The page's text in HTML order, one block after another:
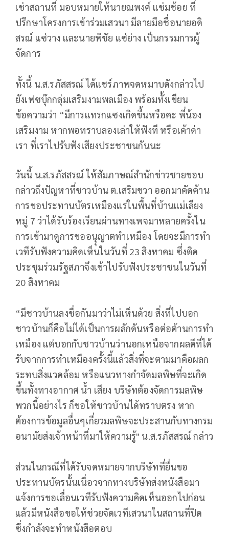
เช่าสถานที่ มอบหมายให้นายณพงศ์ แช่มช้อย ที่
ปรึกษาโครงการเข้าร่วมเสวนา มีลายมือชื่อนายอดิ
สรณ์ แซ่วาง และนายพิชัย แซ่ย่าง เป็นกรรมการผู้
จัดการ
ทั้งนี้ น.ส.รภัสสรณ์ ได้แชร์ภาพจดหมาบดังกล่าวไป
ยังเฟซบุ๊กกลุ่มเสริมงามพลเมือง พร้อมทั้งเขียน
ข้อความว่า “มีการแทรกแซงเกิดขึ้นหรือคะ พี่น้อง
เสริมงาม หากพอทราบลองเล่าให้ฟังที หรือเค้าด่า
เรา ที่เราไปรับฟังเสียงประชาชนกันนะ
วันนี้ น.ส.รภัสสรณ์ ให้สัมภาษณ์สำนักข่าวชายขอบ
กล่าวถึงปัญหาที่ชาวบ้าน ต.เสริมขวา ออกมาคัดค้าน
การขอประทานบัตรเหมืองแร่ในพื้นที่บ้านแม่เลียง
หมู่ 7 ว่าได้รับร้องเรียนผ่านทางเพจมาหลายครั้งใน
การเข้ามาดูการขออนุุญาตทำเหมือง โดยจะมีการทำ
เวทีรับฟังความคิดเห็นในวันที่ 23 สิงหาคม ซึ่งติด
ประชุมร่วมรัฐสภาจึงเข้าไปรับฟังประชาชนในวันที่
20 สิงหาคม
“มีชาวบ้านลงชื่อกันมาว่าไม่เห็นด้วย สิ่งที่ไปบอก
ชาวบ้านก็คือไม่ได้เป็นการผลักดันหรือต่อต้านการทำ
เหมือง แต่บอกกับชาวบ้านว่านอกเหนือจากผลดีที่ได้
รับจากการทำเหมืองครั้งนี้แล้วสิ่งที่จะตามมาคือผลก
ระทบสิ่งแวดล้อม หรือแนวทางกำจัดมลพิษที่จะเกิด
ขึ้นทั้งทางอากาศ น้ำ เสียง บริษัทต้องจัดการมลพิษ
พวกนี้อย่างไร ก็ขอให้ชาวบ้านได้ทราบตรง หาก
ต้องการข้อมูลอื่นๆเกี่ยวมลพิษจะประสานกับทางกรม
อนามัยส่งเจ้าหน้าที่มาให้ความรู้" น.ส.รภัสสรณ์ กล่าว
ส่วนในกรณีที่ได้รับจดหมายจากบริษัทที่ยื่นขอ
ประทานบัตรนั้นเนื่อวจากทางบริษัทส่งหนังสือมา
แจ้งการขอเลื่อนเวทีรับฟังความคิดเห็นออกไปก่อน
แล้วมีหนังสือขอให้ช่วยจัดเวทีเสวนาในสถานที่ปิด
ซึ่งกำลังจะทำหนังสือตอบ